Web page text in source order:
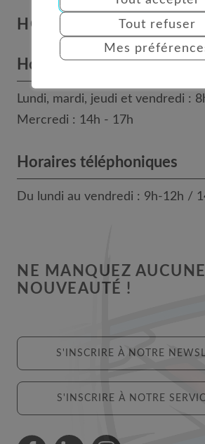
HORAIRES
Horaires des bureaux
Lundi, mardi, jeudi et vendredi :
Mercredi : 14h - 17h
Horaires téléphoniques
Du lundi au vendredi : 9h-12h /
NE MANQUEZ AUCUNE
NOUVEAUTÉ !
S'INSCRIRE À NOTRE
S'INSCRIRE À NOTRE
Tout refuser
Mes